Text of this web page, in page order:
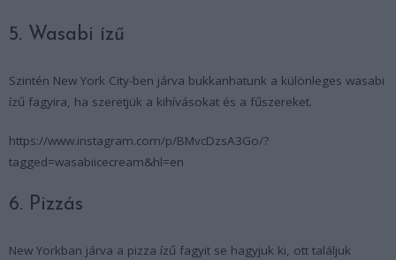
5. Wasabi ízű
Szintén New York City-ben járva bukkanhatunk a különleges wasabi
ízű fagyira, ha szeretjük a kihívásokat és a fűszereket.
https://www.instagram.com/p/BMvcDzsA3Go/?
tagged=wasabiicecream&hl=en
6. Pizzás
New Yorkban járva a pizza ízű fagyit se hagyjuk ki, ott találjuk